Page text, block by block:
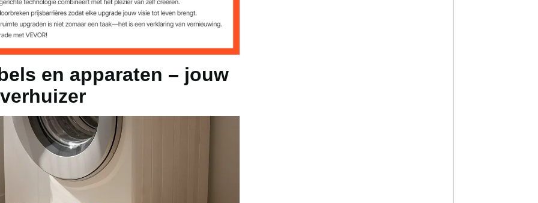
+ PP
x 38,1 mm
339,1 x 38,1 mm
en apparaten – jouw